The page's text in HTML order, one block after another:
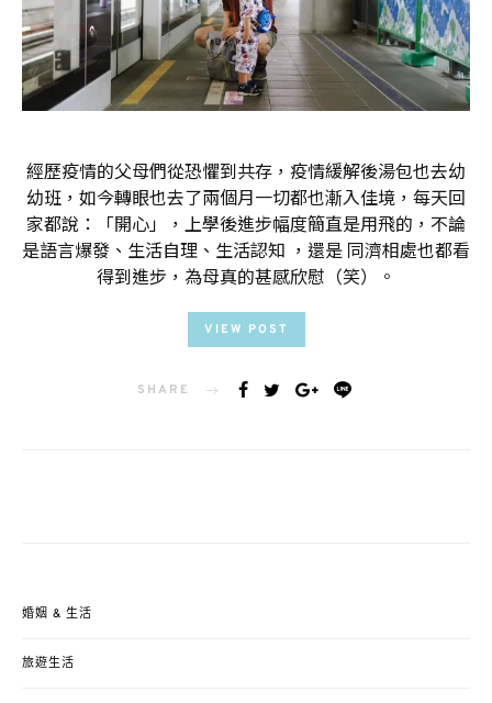
經歷疫情的父母們從恐懼到共存，疫情緩解後湯包也去幼
幼班，如今轉眼也去了兩個月一切都也漸入佳境，每天回
家都說：「開心」，上學後進步幅度簡直是用飛的，不論
是語言爆發、生活自理、生活認知 ，還是 同濟相處也都看
得到進步，為母真的甚感欣慰（笑）。
VIEW POST
SHARE
婚姻 & 生活
旅遊生活